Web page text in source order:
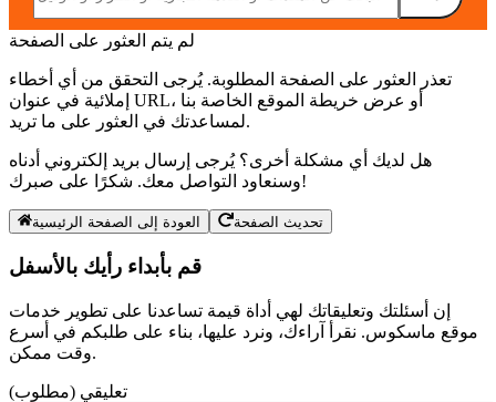
لم يتم العثور على الصفحة
تعذر العثور على الصفحة المطلوبة. يُرجى التحقق من أي أخطاء
إملائية في عنوان URL، أو عرض خريطة الموقع الخاصة بنا
لمساعدتك في العثور على ما تريد.
هل لديك أي مشكلة أخرى؟ يُرجى إرسال بريد إلكتروني أدناه
وسنعاود التواصل معك. شكرًا على صبرك!
العودة إلى الصفحة الرئيسية تحديث الصفحة
قم بأبداء رأيك بالأسفل
إن أسئلتك وتعليقاتك لهي أداة قيمة تساعدنا على تطوير خدمات
موقع ماسكوس. نقرأ آراءك، ونرد عليها، بناء على طلبكم في أسرع
وقت ممكن.
تعليقي (مطلوب)